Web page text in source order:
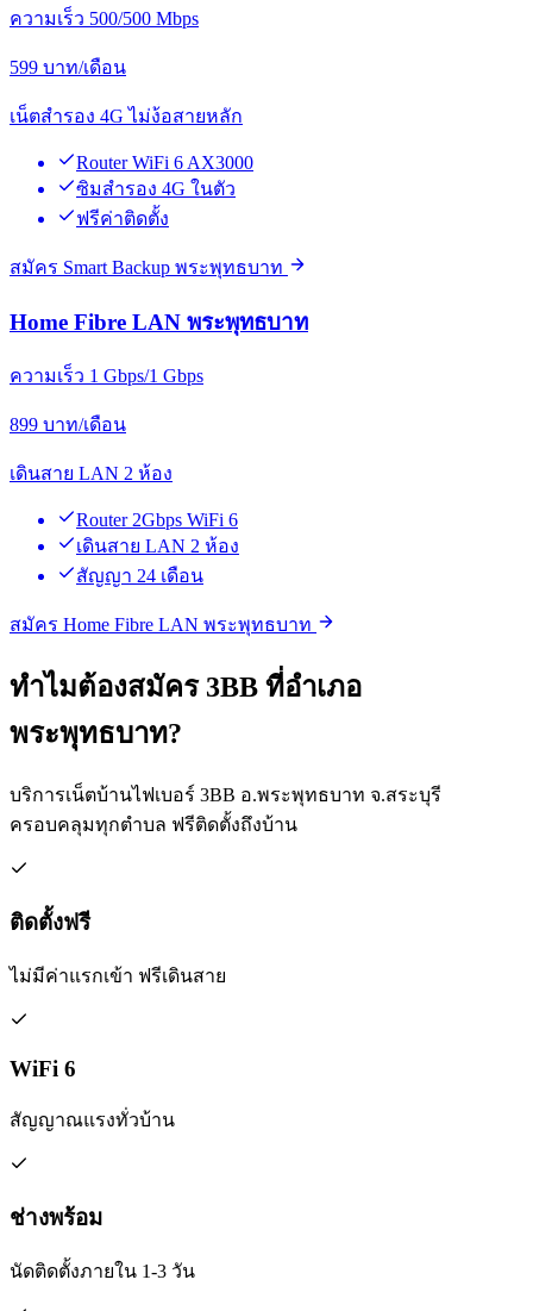
ความเร็ว 500/500 Mbps
599 บาท/เดือน
เน็ตสำรอง 4G ไม่ง้อสายหลัก
Router WiFi 6 AX3000
ซิมสำรอง 4G ในตัว
ฟรีค่าติดตั้ง
สมัคร Smart Backup พระพุทธบาท
Home Fibre LAN พระพุทธบาท
ความเร็ว 1 Gbps/1 Gbps
899 บาท/เดือน
เดินสาย LAN 2 ห้อง
Router 2Gbps WiFi 6
เดินสาย LAN 2 ห้อง
สัญญา 24 เดือน
สมัคร Home Fibre LAN พระพุทธบาท
ทำไมต้องสมัคร 3BB ที่อำเภอ
พระพุทธบาท?
บริการเน็ตบ้านไฟเบอร์ 3BB อ.พระพุทธบาท จ.สระบุรี
ครอบคลุมทุกตำบล ฟรีติดตั้งถึงบ้าน
ติดตั้งฟรี
ไม่มีค่าแรกเข้า ฟรีเดินสาย
WiFi 6
สัญญาณแรงทั่วบ้าน
ช่างพร้อม
นัดติดตั้งภายใน 1-3 วัน